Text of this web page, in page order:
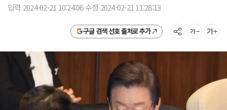
입력 2024-02-21 10:24:06 수정 2024-02-21 11:28:13
구글 검색 선호 출처로 추가